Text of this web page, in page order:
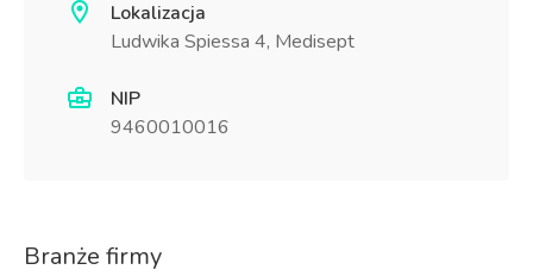
Lokalizacja
Ludwika Spiessa 4, Medisept
NIP
9460010016
Branże firmy